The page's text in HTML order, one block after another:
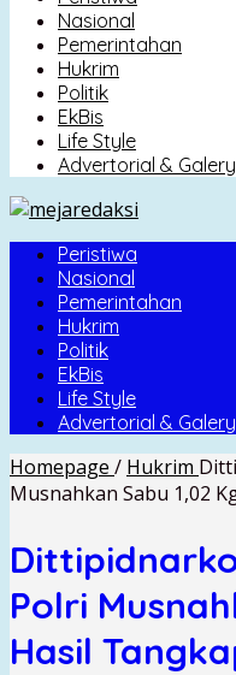
Nasional
Pemerintahan
Hukrim
Politik
EkBis
Life Style
Advertorial & Galery
Peristiwa
Nasional
Pemerintahan
Hukrim
Politik
EkBis
Life Style
Advertorial & Galery
Homepage / Hukrim
Musnahkan Sabu 1,02
Polri
Hasil